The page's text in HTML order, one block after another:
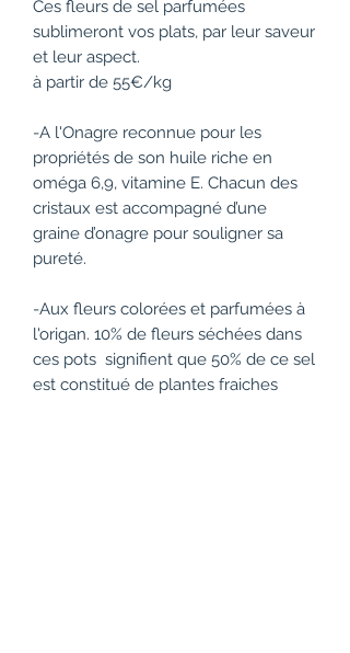
Ces fleurs de sel parfumées
sublimeront vos plats, par leur saveur
et leur aspect.
à partir de 55€/kg
-A l'Onagre reconnue pour les
propriétés de son huile riche en
oméga 6,9, vitamine E. Chacun des
cristaux est accompagné d’une
graine d’onagre pour souligner sa
pureté.
-Aux fleurs colorées et parfumées à
l'origan. 10% de fleurs séchées dans
ces pots signifient que 50% de ce sel
est constitué de plantes fraiches